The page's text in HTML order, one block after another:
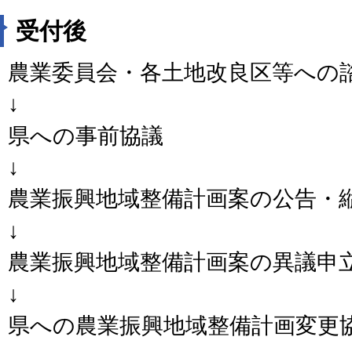
受付後
農業委員会・各土地改良区等への
↓
県への事前協議
↓
農業振興地域整備計画案の公告・
↓
農業振興地域整備計画案の異議申
↓
県への農業振興地域整備計画変更